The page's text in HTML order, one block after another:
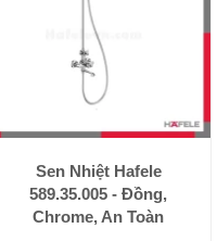
Sen Nhiệt Hafele
589.35.005 - Đồng,
Chrome, An Toàn